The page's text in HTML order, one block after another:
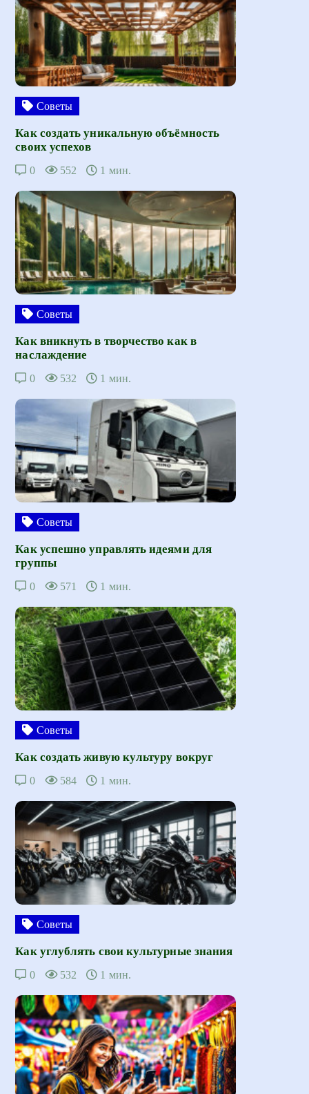
Советы
Как создать уникальную объёмность
своих успехов
0 552 1 мин.
Советы
Как вникнуть в творчество как в
наслаждение
0 532 1 мин.
Советы
Как успешно управлять идеями для
группы
0 571 1 мин.
Советы
Как создать живую культуру вокруг
0 584 1 мин.
Советы
Как углублять свои культурные знания
0 532 1 мин.